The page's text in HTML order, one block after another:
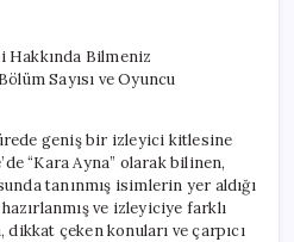
Konusu,
ve
Oyuncu
Kadrosu
için
geniş bir izleyici kitlesine
“Kara Ayna” olarak bilinen,
tanınmış isimlerin yer aldığı
ve izleyiciye farklı
çeken konuları ve çarpıcı